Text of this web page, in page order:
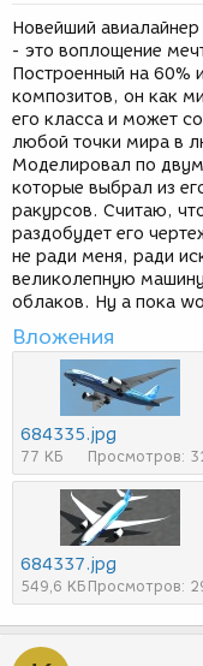
Новейший
- это воплощение
Построенный на 60%
композитов, он как
его класса и может
любой точки мира в
Моделировал по
которые выбрал из
ракурсов. Считаю,
раздобудет его
не ради меня, ради
великолепную
облаков. Ну а пока
Вложения
684335.jpg
77 КБ Просмотров:
684337.jpg
549,6 КБ Просмотров: